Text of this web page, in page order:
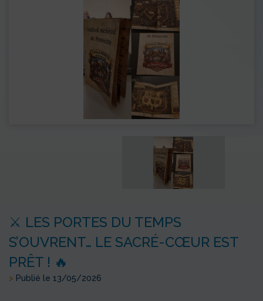
⚔️ LES PORTES DU TEMPS
S’OUVRENT… LE SACRÉ-CŒUR EST
PRÊT ! 🔥
> Publié le 13/05/2026